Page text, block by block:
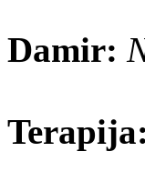
Damir:
Terapija: